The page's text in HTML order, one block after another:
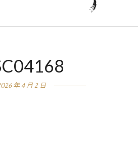
年 4 月 2 日